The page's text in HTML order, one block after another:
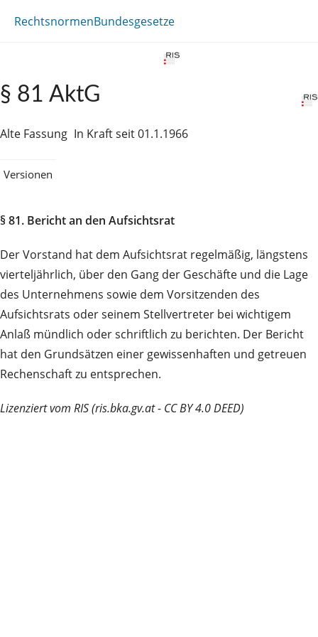
RechtsnormenBundesgesetze
§ 81 AktG
Alte Fassung In Kraft seit 01.1.1966
Versionen
§ 81. Bericht an den Aufsichtsrat
Der Vorstand hat dem Aufsichtsrat regelmäßig, längstens
vierteljährlich, über den Gang der Geschäfte und die Lage
des Unternehmens sowie dem Vorsitzenden des
Aufsichtsrats oder seinem Stellvertreter bei wichtigem
Anlaß mündlich oder schriftlich zu berichten. Der Bericht
hat den Grundsätzen einer gewissenhaften und getreuen
Rechenschaft zu entsprechen.
Lizenziert vom RIS (ris.bka.gv.at - CC BY 4.0 DEED)